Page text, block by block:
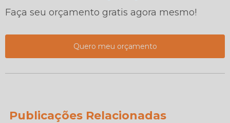
Faça seu orçamento gratis agora mesmo!
Quero meu orçamento
Publicações Relacionadas